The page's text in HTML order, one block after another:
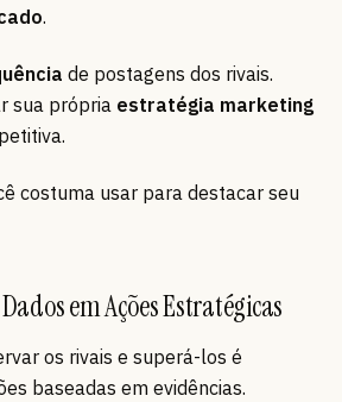
.
de postagens dos rivais.
sua própria estratégia marketing
costuma usar para destacar seu
em Ações Estratégicas
os rivais e superá-los é
baseadas em evidências.